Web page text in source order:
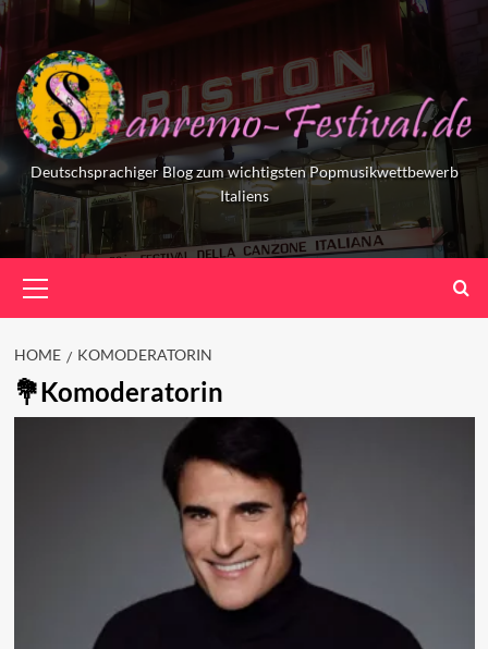
Skip
to
content
Deutschsprachiger Blog zum wichtigsten Popmusikwettbewerb
Italiens
Menu
HOME KOMODERATORIN
Komoderatorin